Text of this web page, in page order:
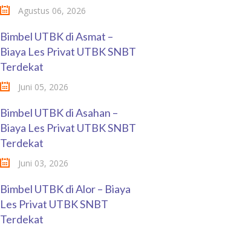
Agustus 06, 2026
Bimbel UTBK di Asmat –
Biaya Les Privat UTBK SNBT
Terdekat
Juni 05, 2026
Bimbel UTBK di Asahan –
Biaya Les Privat UTBK SNBT
Terdekat
Juni 03, 2026
Bimbel UTBK di Alor – Biaya
Les Privat UTBK SNBT
Terdekat